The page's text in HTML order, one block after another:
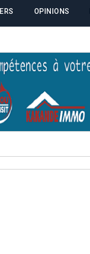
(centralisation
possible
transmettre
OPINIONS